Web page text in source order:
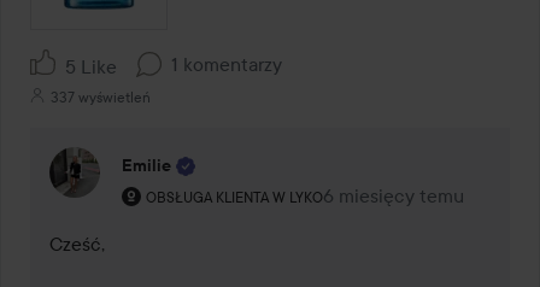
5 Like 1 komentarzy
337 wyświetleń
Emilie
OBSŁUGA KLIENTA W LYKO
Rola użytkownika: Obsługa klienta w Lyko.
6 miesięcy temu
Komentarz został
Cześć,